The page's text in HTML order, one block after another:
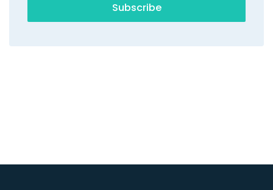
Subscribe